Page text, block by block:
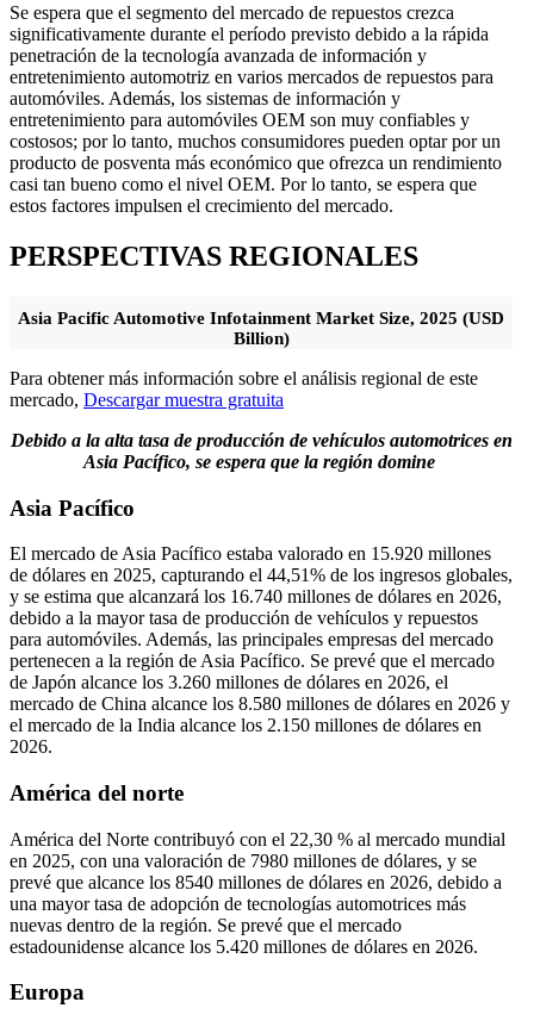
Se espera que el segmento del mercado de repuestos crezca
significativamente durante el período previsto debido a la rápida
penetración de la tecnología avanzada de información y
entretenimiento automotriz en varios mercados de repuestos para
automóviles. Además, los sistemas de información y
entretenimiento para automóviles OEM son muy confiables y
costosos; por lo tanto, muchos consumidores pueden optar por un
producto de posventa más económico que ofrezca un rendimiento
casi tan bueno como el nivel OEM. Por lo tanto, se espera que
estos factores impulsen el crecimiento del mercado.
PERSPECTIVAS REGIONALES
Asia Pacific Automotive Infotainment Market Size, 2025 (USD
Billion)
Para obtener más información sobre el análisis regional de este
mercado, Descargar muestra gratuita
Debido a la alta tasa de producción de vehículos automotrices en
Asia Pacífico, se espera que la región domine
Asia Pacífico
El mercado de Asia Pacífico estaba valorado en 15.920 millones
de dólares en 2025, capturando el 44,51% de los ingresos globales,
y se estima que alcanzará los 16.740 millones de dólares en 2026,
debido a la mayor tasa de producción de vehículos y repuestos
para automóviles. Además, las principales empresas del mercado
pertenecen a la región de Asia Pacífico. Se prevé que el mercado
de Japón alcance los 3.260 millones de dólares en 2026, el
mercado de China alcance los 8.580 millones de dólares en 2026 y
el mercado de la India alcance los 2.150 millones de dólares en
2026.
América del norte
América del Norte contribuyó con el 22,30 % al mercado mundial
en 2025, con una valoración de 7980 millones de dólares, y se
prevé que alcance los 8540 millones de dólares en 2026, debido a
una mayor tasa de adopción de tecnologías automotrices más
nuevas dentro de la región. Se prevé que el mercado
estadounidense alcance los 5.420 millones de dólares en 2026.
Europa